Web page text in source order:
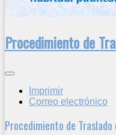
Procedimiento de
Imprimir
Correo electrónico
Procedimiento de